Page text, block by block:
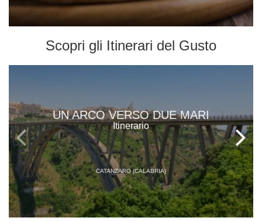
Scopri gli Itinerari del Gusto
UN ARCO VERSO DUE MARI
Itinerario
CATANZARO (CALABRIA)